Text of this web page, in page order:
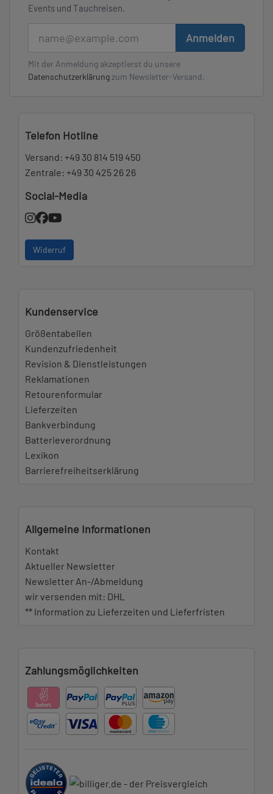
Events und Tauchreisen.
Anmelden
Mit der Anmeldung akzeptierst du unsere
Datenschutzerklärung zum Newsletter-Versand.
Telefon Hotline
Versand: +49 30 814 519 450
Zentrale: +49 30 425 26 26
Social-Media
Widerruf
Kundenservice
Größentabellen
Kundenzufriedenheit
Revision & Dienstleistungen
Reklamationen
Retourenformular
Lieferzeiten
Bankverbindung
Batterieverordnung
Lexikon
Barrierefreiheitserklärung
Allgemeine Informationen
Kontakt
Aktueller Newsletter
Newsletter An-/Abmeldung
wir versenden mit: DHL
** Information zu Lieferzeiten und Lieferfristen
Zahlungsmöglichkeiten